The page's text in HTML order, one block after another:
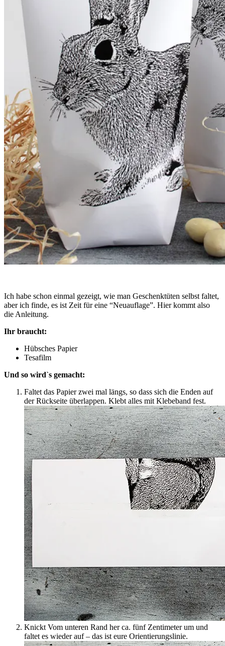
Ich habe schon einmal gezeigt, wie man Geschenktüten selbst faltet,
aber ich finde, es ist Zeit für eine “Neuauflage”. Hier kommt also
die Anleitung.
Ihr braucht:
Hübsches Papier
Tesafilm
Und so wird`s gemacht:
Faltet das Papier zwei mal längs, so dass sich die Enden auf
der Rückseite überlappen. Klebt alles mit Klebeband fest.
Knickt Vom unteren Rand her ca. fünf Zentimeter um und
faltet es wieder auf – das ist eure Orientierungslinie.